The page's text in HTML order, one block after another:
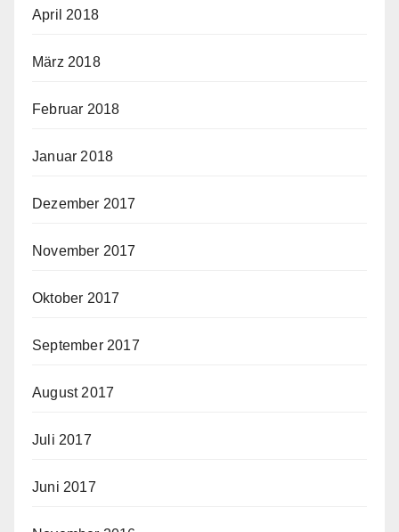
April 2018
März 2018
Februar 2018
Januar 2018
Dezember 2017
November 2017
Oktober 2017
September 2017
August 2017
Juli 2017
Juni 2017